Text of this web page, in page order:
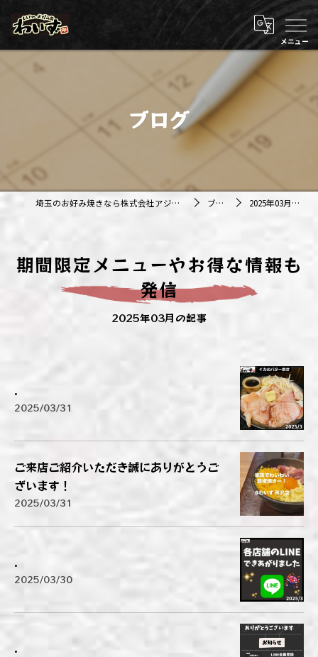
ブログ
埼玉のお好み焼きなら株式会社アジルカンパニー ブログ 2025年03月の記事
期間限定メニューやお得な情報も
発信
2025年03月の記事
.
2025/03/31
ご来店ご紹介いただき誠にありがとうご
ざいます！
2025/03/31
.
2025/03/30
.